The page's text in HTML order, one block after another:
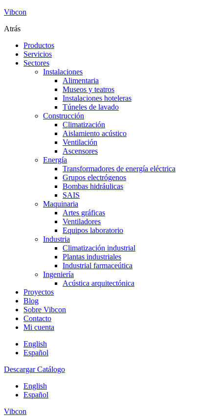
Vibcon
Atrás
Productos
Servicios
Sectores
Instalaciones
Alimentaria
Museos y teatros
Instalaciones hoteleras
Túneles de lavado
Construcción
Climatización
Aislamiento acústico
Ventilación
Ascensores
Energía
Transformadores de energía eléctrica
Grupos electrógenos
Bombas hidráulicas
SAIS
Maquinaria
Artes gráficas
Ventiladores
Equipos laboratorio
Industria
Climatización industrial
Plantas industriales
Industrial farmaceútica
Ingeniería
Acústica arquitectónica
Proyectos
Blog
Sobre Vibcon
Contacto
Mi cuenta
English
Español
Descargar Catálogo
English
Español
Vibcon